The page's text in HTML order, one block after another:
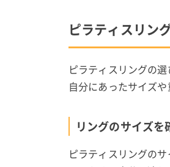
ピラティスリン
ピラティスリングの
自分にあったサイズ
リングのサイズを
ピラティスリングの